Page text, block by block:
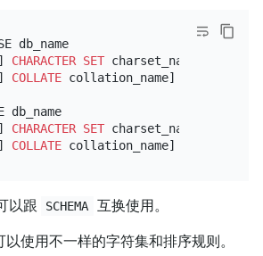
db_name
CHARACTER SET charset_name]
COLLATE collation_name]
db_name
CHARACTER SET charset_name]
COLLATE
以跟 SCHEMA 互换使用。
使用不一样的字符集和排序规则。